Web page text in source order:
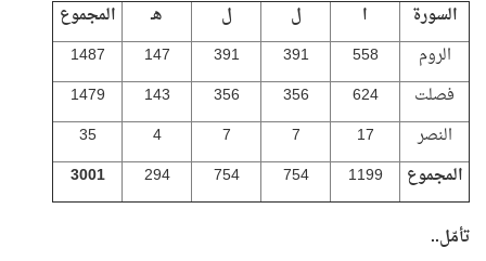
السورة
ا ل ل هـ
المجموع
الروم
558
391
391
147
1487
فصلت
624
356
356
143
1479
النصر
17
7
7
4
35
المجموع
1199
754
754
294
3001
تأمّل..